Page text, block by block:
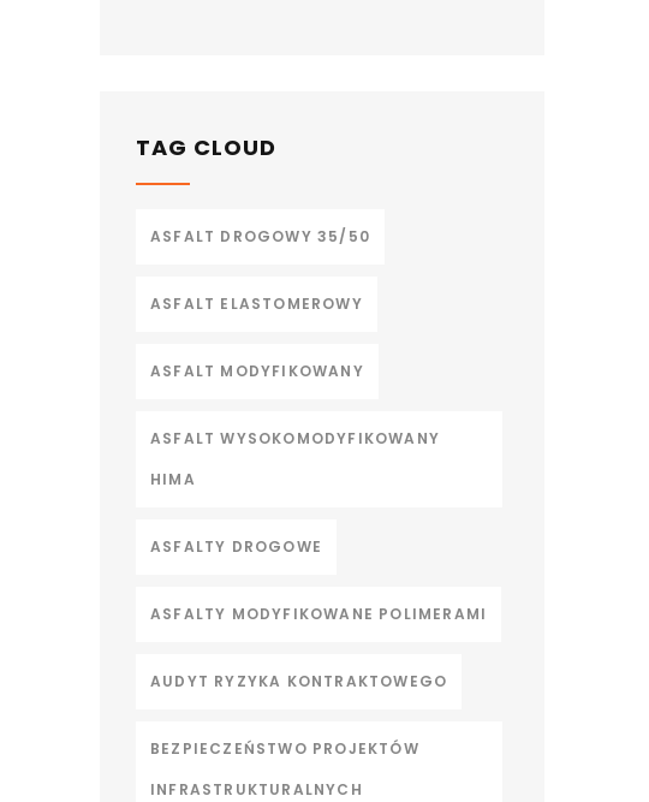
TAG CLOUD
ASFALT DROGOWY 35/50
ASFALT ELASTOMEROWY
ASFALT MODYFIKOWANY
ASFALT WYSOKOMODYFIKOWANY
HIMA
ASFALTY DROGOWE
ASFALTY MODYFIKOWANE POLIMERAMI
AUDYT RYZYKA KONTRAKTOWEGO
BEZPIECZEŃSTWO PROJEKTÓW
INFRASTRUKTURALNYCH